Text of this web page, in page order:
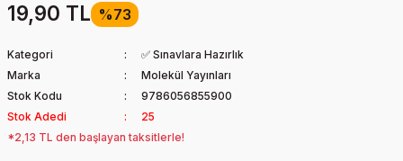
19,90 TL %73
Kategori
✅ Sınavlara Hazırlık
Marka
Molekül Yayınları
Stok Kodu
9786056855900
Stok Adedi
25
*2,13 TL den başlayan taksitlerle!